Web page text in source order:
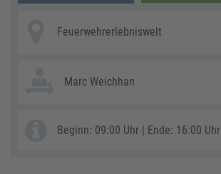
Feuerwehrerlebniswelt
Marc Weichhan
Beginn: 09:00 Uhr | Ende: 16:00 Uhr